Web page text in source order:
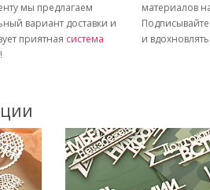
мы предлагаем
вариант доставки и
приятная система
материалов
и